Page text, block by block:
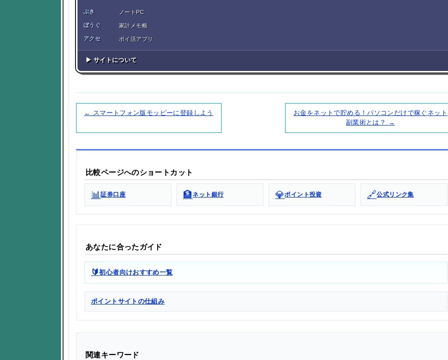
ぶき ノートPC
ぼうぐ 家計メモ帳
アクセ ポイ活アプリ
▶ サイトについて
← スマートフォン版モッピーに登録しよう
お金をネットで貯める！パソコンだけで稼ぐネット
副業術とは？ →
比較ページへのショートカット
📊証券口座 🏦ネット銀行 💎ポイント投資 🔗公式リンク集
あなたに合ったガイド
🔰初心者向けおすすめ一覧
ポイントサイトの仕組み
関連キーワード